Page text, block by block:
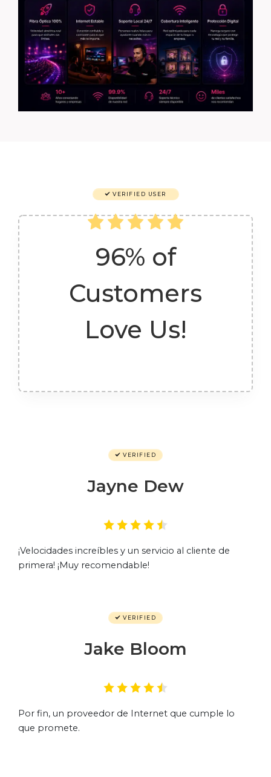
VERIFIED USER
96% of
Customers
Love Us!
VERIFIED
Jayne Dew
¡Velocidades increíbles y un servicio al cliente de
primera! ¡Muy recomendable!
VERIFIED
Jake Bloom
Por fin, un proveedor de Internet que cumple lo
que promete.